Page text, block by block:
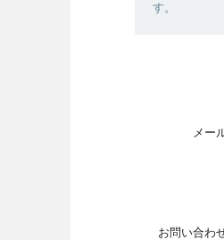
す。
メー
お問い合わ